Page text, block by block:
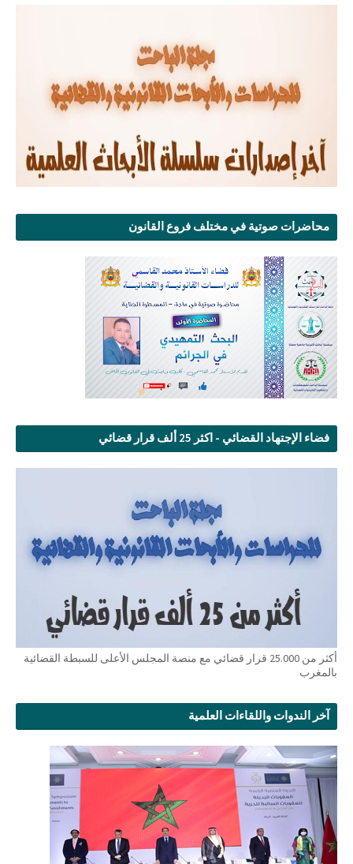
محاضرات صوتية في مختلف فروع القانون
فضاء الإجتهاد القضائي - اكثر 25 ألف قرار قضائي
أكثر من 25.000 قرار قضائي مع منصة المجلس الأعلى للسبطة القضائية
بالمغرب
آخر الندوات واللقاءات العلمية